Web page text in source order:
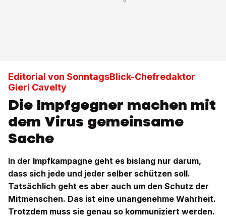
Editorial von SonntagsBlick-Chefredaktor
Gieri Cavelty
Die Impfgegner machen mit
dem Virus gemeinsame
Sache
In der Impfkampagne geht es bislang nur darum,
dass sich jede und jeder selber schützen soll.
Tatsächlich geht es aber auch um den Schutz der
Mitmenschen. Das ist eine unangenehme Wahrheit.
Trotzdem muss sie genau so kommuniziert werden.